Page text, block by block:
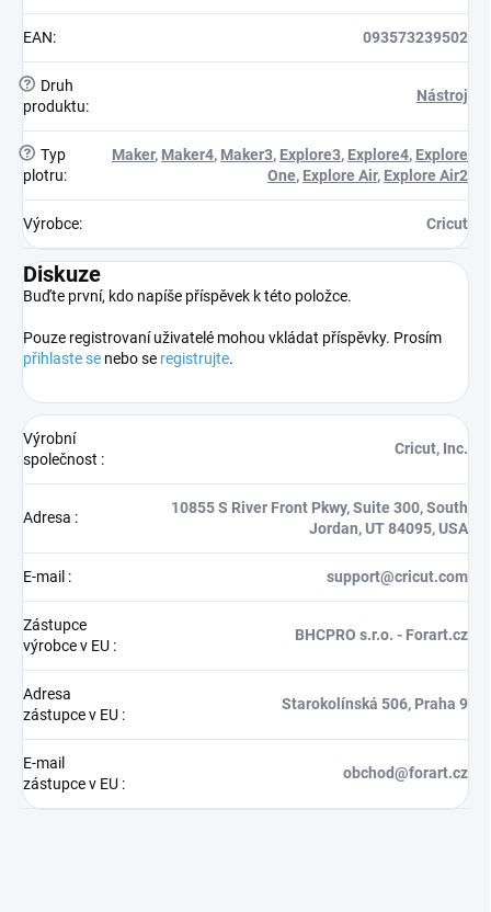
EAN: 093573239502
?
Druh
produktu:
Nástroj
? Typ
plotru:
Maker, Maker4, Maker3, Explore3, Explore4, Explore
One, Explore Air, Explore Air2
Výrobce: Cricut
Diskuze
Buďte první, kdo napíše příspěvek k této položce.
Pouze registrovaní uživatelé mohou vkládat příspěvky. Prosím
přihlaste se nebo se registrujte.
Výrobní
společnost :
Cricut, Inc.
Adresa :
10855 S River Front Pkwy, Suite 300, South
Jordan, UT 84095, USA
E-mail : support@cricut.com
Zástupce
výrobce v EU :
BHCPRO s.r.o. - Forart.cz
Adresa
zástupce v EU :
Starokolínská 506, Praha 9
E-mail
zástupce v EU :
obchod@forart.cz